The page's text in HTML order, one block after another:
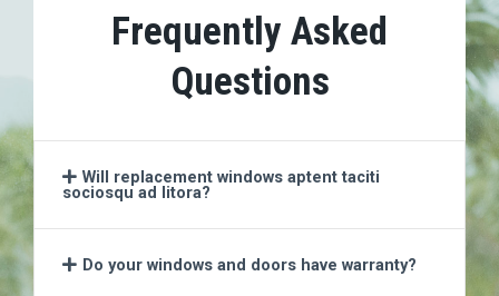
Frequently Asked
Questions
Will replacement windows aptent taciti
sociosqu ad litora?​
Do your windows and doors have warranty?​